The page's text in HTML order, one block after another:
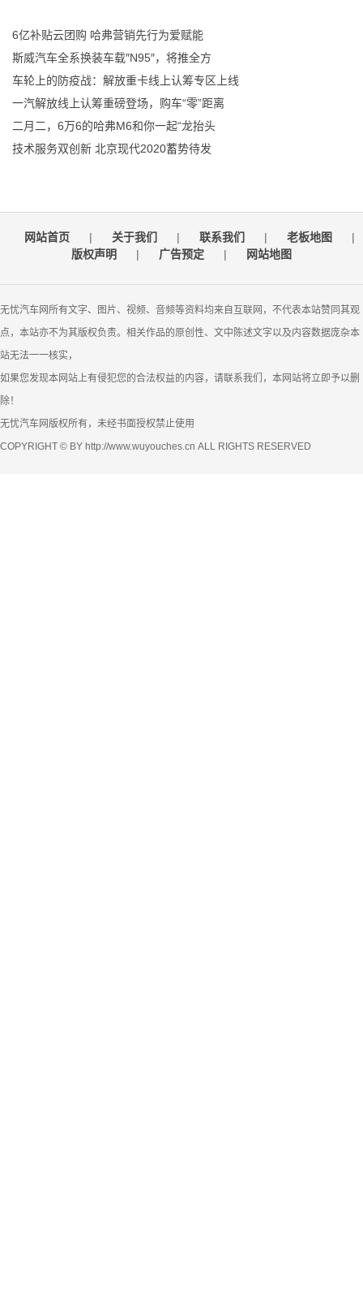
6亿补贴云团购 哈弗营销先行为爱赋能
斯威汽车全系换装车载″N95″，将推全方
车轮上的防疫战：解放重卡线上认筹专区上线
一汽解放线上认筹重磅登场，购车“零”距离
二月二，6万6的哈弗M6和你一起“龙抬头
技术服务双创新 北京现代2020蓄势待发
网站首页 | 关于我们 | 联系我们 | 老板地图
|
版权声明
| 广告预定 | 网站地图
无忧汽车网所有文字、图片、视频、音频等资料均来自互联网，不代表本站赞同其观
点，本站亦不为其版权负责。相关作品的原创性、文中陈述文字以及内容数据庞杂本
站无法一一核实，
如果您发现本网站上有侵犯您的合法权益的内容，请联系我们，本网站将立即予以删
除！
无忧汽车网版权所有，未经书面授权禁止使用
COPYRIGHT © BY http://www.wuyouches.cn ALL RIGHTS RESERVED